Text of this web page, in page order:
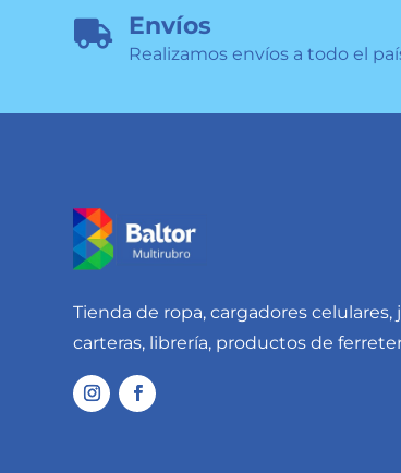
 Envíos
Realizamos envíos a todo el
Tienda de ropa, cargadores celulares,
carteras, librería, productos de